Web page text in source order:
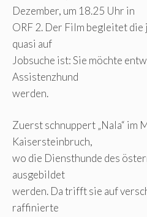
Dezember, um 18.25 Uhr in
ORF 2. Der Film begleitet die
quasi auf
Jobsuche ist: Sie möchte
Assistenzhund
werden.
Zuerst schnuppert „Nala“ im
Kaisersteinbruch,
wo die Diensthunde des
ausgebildet
werden. Da trifft sie auf
raffinierte